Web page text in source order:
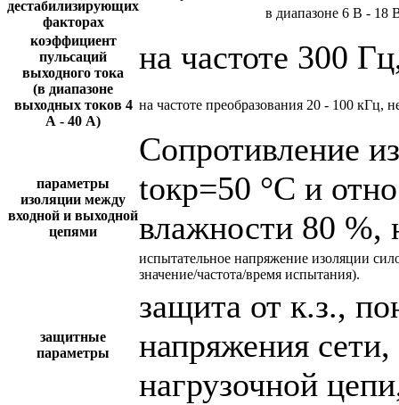
дестабилизирующих
факторах
в диапазоне 6 В - 18
коэффициент
пульсаций
выходного тока
(в диапазоне
выходных токов 4
А - 40 А)
на частоте 300
на частоте преобразования 20 - 100 кГц,
параметры
изоляции между
входной и выходной
цепями
Сопротивление
tокр=50 °С и
влажности 80 %,
испытательное напряжение изоляции
значение/частота/время испытания).
защитные
параметры
защита от к.з.,
напряжения
нагрузочной